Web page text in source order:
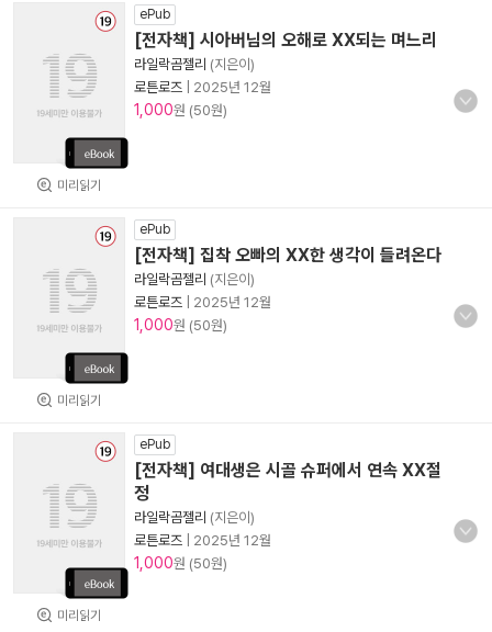
미리읽기
ePub
[전자책] 시아버님의 오해로 XX되는 며느리
라일락곰젤리 (지은이)
로튼로즈
2025년 12월
1,000원 (50원)
미리읽기
ePub
[전자책] 집착 오빠의 XX한 생각이 들려온다
라일락곰젤리 (지은이)
로튼로즈
2025년 12월
1,000원 (50원)
미리읽기
ePub
[전자책] 여대생은 시골 슈퍼에서 연속 XX절
정
라일락곰젤리 (지은이)
로튼로즈
2025년 12월
1,000원 (50원)